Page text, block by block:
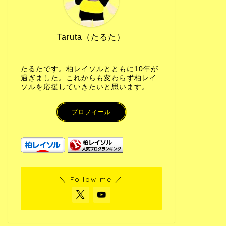
Taruta（たるた）
たるたです。柏レイソルとともに10年が
過ぎました。これからも変わらず柏レイ
ソルを応援していきたいと思います。
プロフィール
＼ Follow me ／